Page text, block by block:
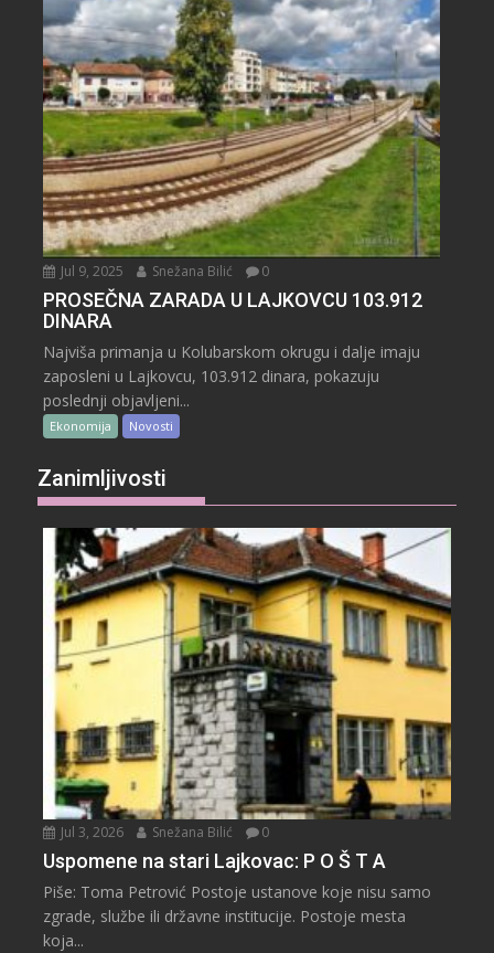
Jul 9, 2025 Snežana Bilić 0
PROSEČNA ZARADA U LAJKOVCU 103.912
DINARA
Najviša primanja u Kolubarskom okrugu i dalje imaju
zaposleni u Lajkovcu, 103.912 dinara, pokazuju
poslednji objavljeni...
Ekonomija Novosti
Zanimljivosti
Jul 3, 2026 Snežana Bilić 0
Uspomene na stari Lajkovac: P O Š T A
Piše: Toma Petrović Postoje ustanove koje nisu samo
zgrade, službe ili državne institucije. Postoje mesta
koja...